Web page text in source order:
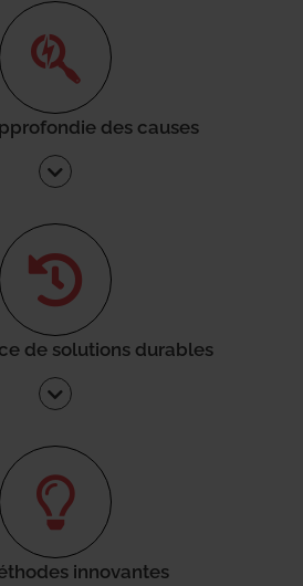
des causes
de solutions durables
innovantes